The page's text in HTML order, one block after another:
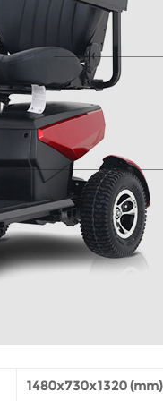
1480x730x1320 (mm)